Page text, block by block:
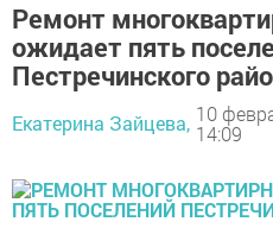
Ремонт
ожидает пять
Пестречинского
Екатерина Зайцева, 10
14:09